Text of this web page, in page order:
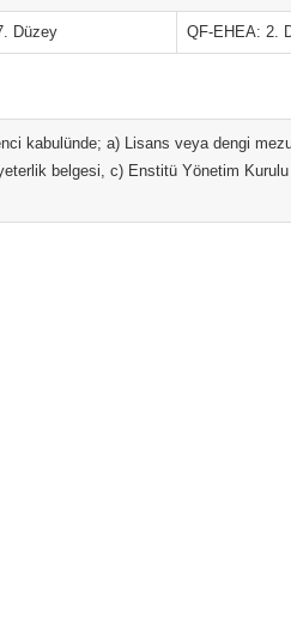
Düzey QF-EHEA: 2.
kabulünde; a) Lisans veya dengi
belgesi, c) Enstitü Yönetim